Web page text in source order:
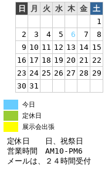
日
月 火 水 木 金 土
1
2
3 4 5 6 7
8
9 10 11 12 13 14 15
16 17 18 19 20 21 22
23 24 25 26 27 28 29
30 31
今日
定休日
展示会出張
定休日 日、祝祭日
営業時間 AM10-PM6
メールは、２４時間受付